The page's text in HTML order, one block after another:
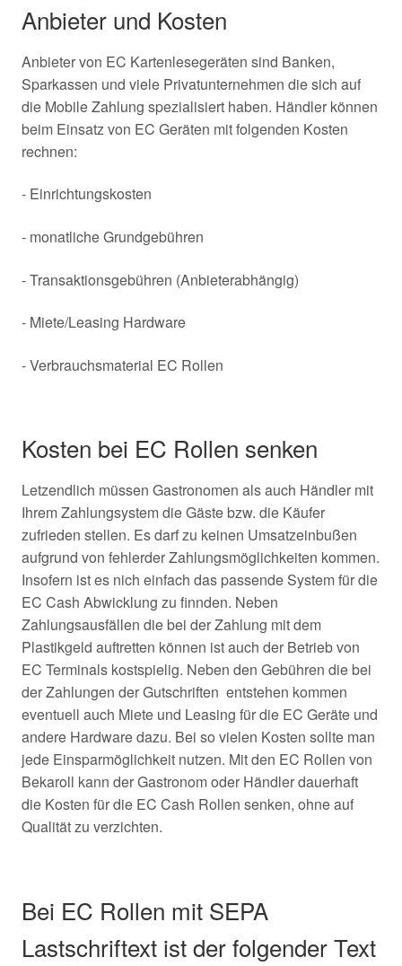
Anbieter und Kosten
Anbieter von EC Kartenlesegeräten sind Banken,
Sparkassen und viele Privatunternehmen die sich auf
die Mobile Zahlung spezialisiert haben. Händler können
beim Einsatz von EC Geräten mit folgenden Kosten
rechnen:
- Einrichtungskosten
- monatliche Grundgebühren
- Transaktionsgebühren (Anbieterabhängig)
- Miete/Leasing Hardware
- Verbrauchsmaterial EC Rollen
Kosten bei EC Rollen senken
Letzendlich müssen Gastronomen als auch Händler mit
Ihrem Zahlungsystem die Gäste bzw. die Käufer
zufrieden stellen. Es darf zu keinen Umsatzeinbußen
aufgrund von fehlerder Zahlungsmöglichkeiten kommen.
Insofern ist es nich einfach das passende System für die
EC Cash Abwicklung zu finnden. Neben
Zahlungsausfällen die bei der Zahlung mit dem
Plastikgeld auftretten können ist auch der Betrieb von
EC Terminals kostspielig. Neben den Gebühren die bei
der Zahlungen der Gutschriften entstehen kommen
eventuell auch Miete und Leasing für die EC Geräte und
andere Hardware dazu. Bei so vielen Kosten sollte man
jede Einsparmöglichkeit nutzen. Mit den EC Rollen von
Bekaroll kann der Gastronom oder Händler dauerhaft
die Kosten für die EC Cash Rollen senken, ohne auf
Qualität zu verzichten.
Bei EC Rollen mit SEPA
Lastschriftext ist der folgender Text